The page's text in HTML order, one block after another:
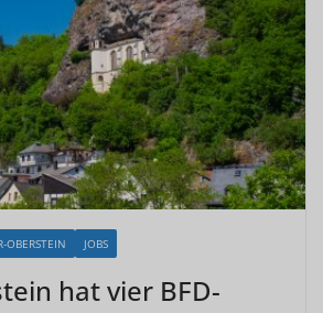
OBERSTEIN JOBS
hat vier BFD-